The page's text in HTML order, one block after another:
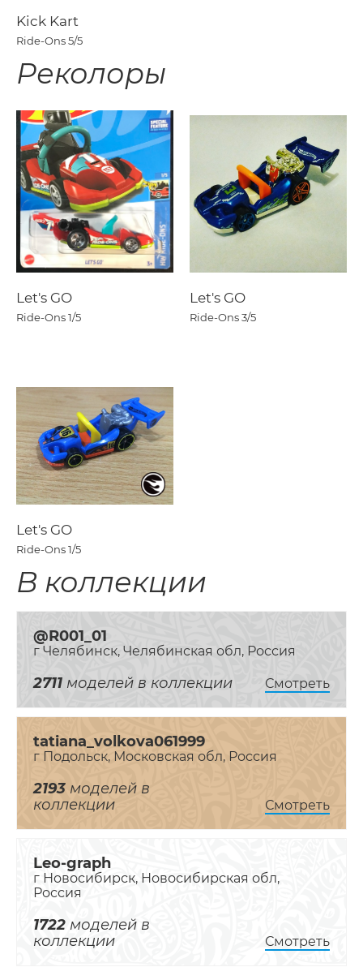
Kick Kart
Ride-Ons5/5
Реколоры
Let's GO
Ride-Ons1/5
Let's GO
Ride-Ons3/5
Let's GO
Ride-Ons1/5
В коллекции
@R001_01
г Челябинск, Челябинская обл, Россия
2711 моделей в коллекции Смотреть
tatiana_volkova061999
г Подольск, Московская обл, Россия
2193 моделей в
коллекции
Смотреть
Leo-graph
г Новосибирск, Новосибирская обл,
Россия
1722 моделей в
коллекции
Смотреть